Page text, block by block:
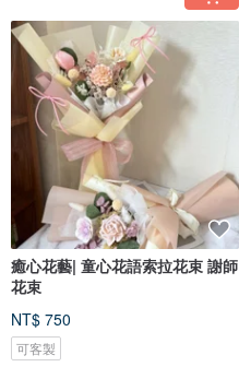
癒心花藝| 童心花語索拉花束 謝師
花束
NT$ 750
可客製